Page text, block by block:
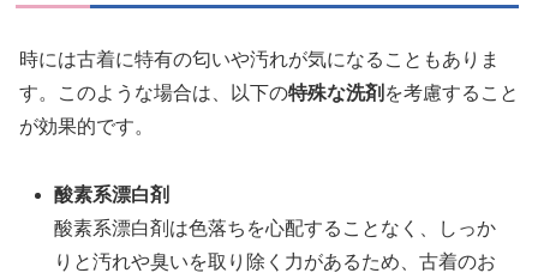
時には古着に特有の匂いや汚れが気になることもありま
す。このような場合は、以下の特殊な洗剤 を考慮すること
が効果的です。
酸素系漂白剤
酸素系漂白剤は色落ちを心配することなく、しっか
りと汚れや臭いを取り除く力があるため、古着のお